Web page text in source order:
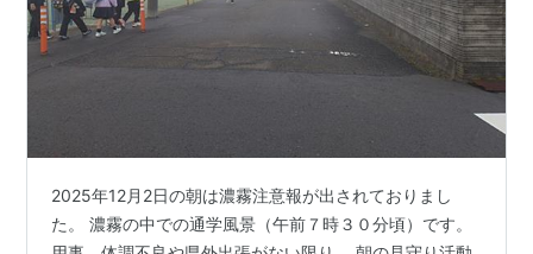
2025年12月2日の朝は濃霧注意報が出されておりまし
た。 濃霧の中での通学風景（午前７時３０分頃）です。